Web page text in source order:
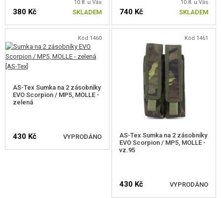
POUZDRA NA ZBRANĚ
HELMY, POKRÝVKY HLAVY
UNIFORMY, TRIČKA, KALHOTY, BUNDY
DĚTSKÁ VÝSTROJ
VESTY
BATOHY
10.8. u Vás
380 Kč SKLADEM
10.8. u Vás
740 Kč SKLADEM
Kód 1460
AS-Tex Sumka na 2 zásobníky
EVO Scorpion / MP5, MOLLE -
zelená
430 Kč VYPRODÁNO
Kód 1461
AS-Tex Sumka na 2 zásobníky
EVO Scorpion / MP5, MOLLE -
vz.95
430 Kč VYPRODÁNO